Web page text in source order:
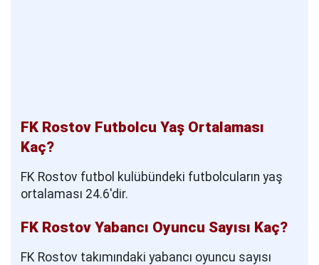
FK Rostov Futbolcu Yaş Ortalaması
Kaç?
FK Rostov futbol kulübündeki futbolcuların yaş
ortalaması 24.6'dir.
FK Rostov Yabancı Oyuncu Sayısı Kaç?
FK Rostov takımındaki yabancı oyuncu sayısı